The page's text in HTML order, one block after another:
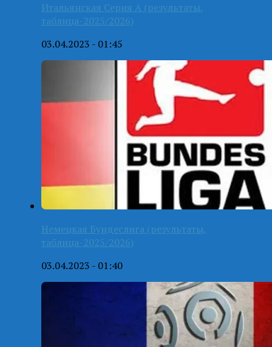
Итальянская Серия А (результаты,
таблица-2025/2026)
03.04.2023 - 01:45
Немецкая Бундеслига (результаты,
таблица-2025/2026)
03.04.2023 - 01:40